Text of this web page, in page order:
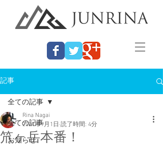
記事
全ての記事
お知らせ
全ての記事
笊ヶ岳本番！
Rina Nagai
2021年9月1日 読了時間: 4分